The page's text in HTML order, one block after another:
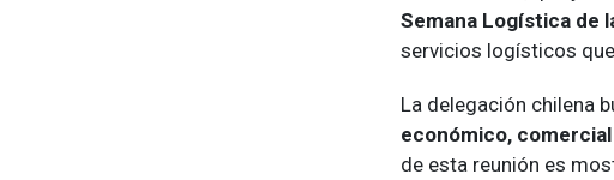
Semana Logística de
servicios logísticos que
La delegación chilena
económico,
de esta reunión es